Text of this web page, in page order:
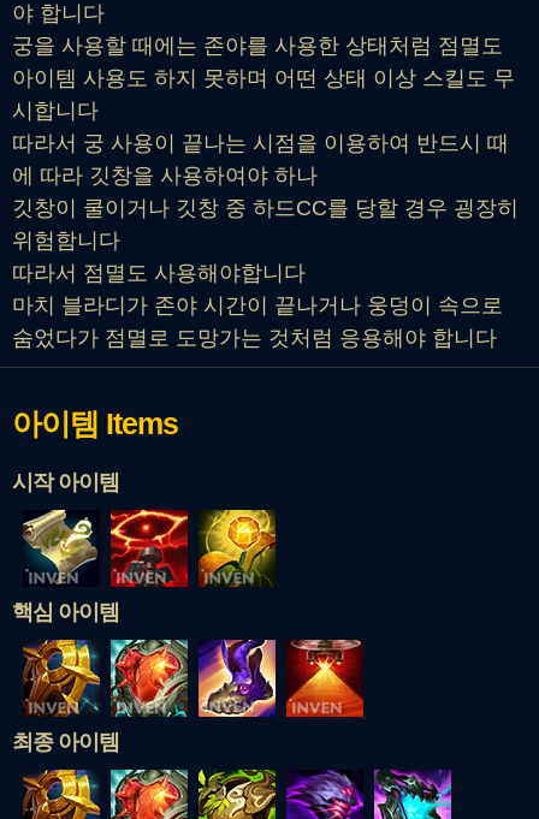
야 합니다
궁을 사용할 때에는 존야를 사용한 상태처럼 점멸도
아이템 사용도 하지 못하며 어떤 상태 이상 스킬도 무
시합니다
따라서 궁 사용이 끝나는 시점을 이용하여 반드시 때
에 따라 깃창을 사용하여야 하나
깃창이 쿨이거나 깃창 중 하드CC를 당할 경우 굉장히
위험함니다
따라서 점멸도 사용해야합니다
마치 블라디가 존야 시간이 끝나거나 웅덩이 속으로
숨었다가 점멸로 도망가는 것처럼 응용해야 합니다
아이템 Items
시작 아이템
핵심 아이템
최종 아이템